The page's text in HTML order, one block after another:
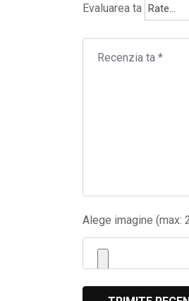
Evaluarea ta
Alege imagine (max: